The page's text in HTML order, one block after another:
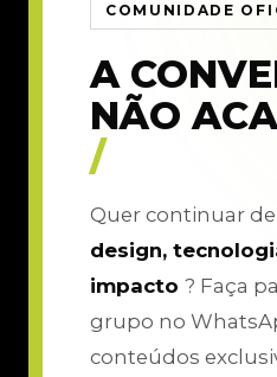
COMUNIDADE
A
NÃO
/
Quer continuar
design,
impacto ? Faça
grupo no
conteúdos